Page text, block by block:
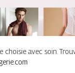
avec soin.